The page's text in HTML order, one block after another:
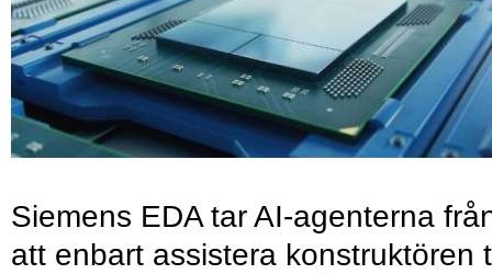
Siemens EDA tar AI-agenterna
att enbart assistera konstruktören